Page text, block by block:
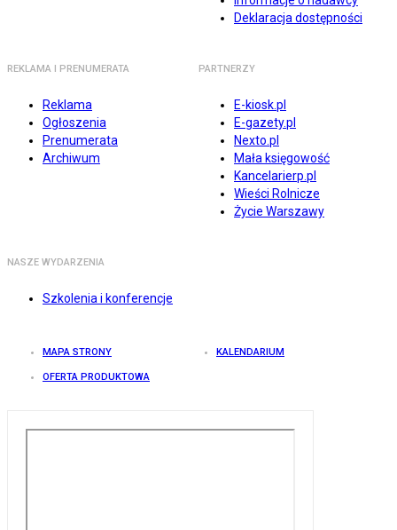
Deklaracja dostępności
REKLAMA I PRENUMERATA
Reklama
Ogłoszenia
Prenumerata
Archiwum
PARTNERZY
E-kiosk.pl
E-gazety.pl
Nexto.pl
Mała księgowość
Kancelarierp.pl
Wieści Rolnicze
Życie Warszawy
NASZE WYDARZENIA
Szkolenia i konferencje
MAPA STRONY KALENDARIUM
OFERTA PRODUKTOWA